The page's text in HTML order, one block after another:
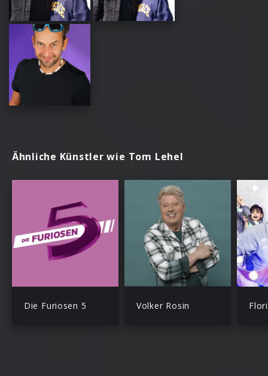
Ähnliche Künstler wie Tom Lehel
Die Furiosen 5 Volker Rosin